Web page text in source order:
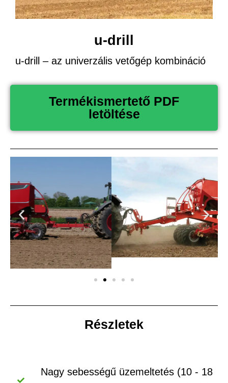
u-drill
u-drill – az univerzális vetőgép kombináció
Termékismertető PDF
letöltése
Részletek
Nagy sebességű üzemeltetés (10 - 18